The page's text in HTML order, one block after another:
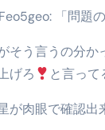
干しを毎日食べ
ーベリーを毎
ナを毎日食べ
レせずにプロ
「問題
そう言うの分か
げろ
と言って
が肉眼で確認出